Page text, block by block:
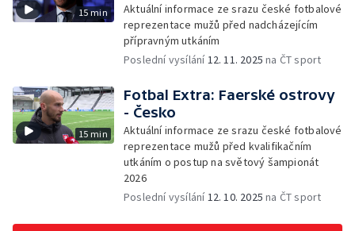
15 min
Aktuální informace ze srazu české fotbalové
reprezentace mužů před nadcházejícím
přípravným utkáním
Poslední vysílání12. 11. 2025 na ČT sport
15 min
Fotbal Extra: Faerské ostrovy
- Česko
Aktuální informace ze srazu české fotbalové
reprezentace mužů před kvalifikačním
utkáním o postup na světový šampionát
2026
Poslední vysílání12. 10. 2025 na ČT sport